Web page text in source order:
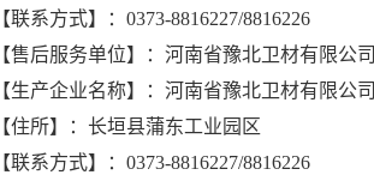
【联系方式】：0373-8816227/8816226
【售后服务单位】：河南省豫北卫材有限公司
【生产企业名称】：河南省豫北卫材有限公司
【住所】：长垣县蒲东工业园区
【联系方式】：0373-8816227/8816226